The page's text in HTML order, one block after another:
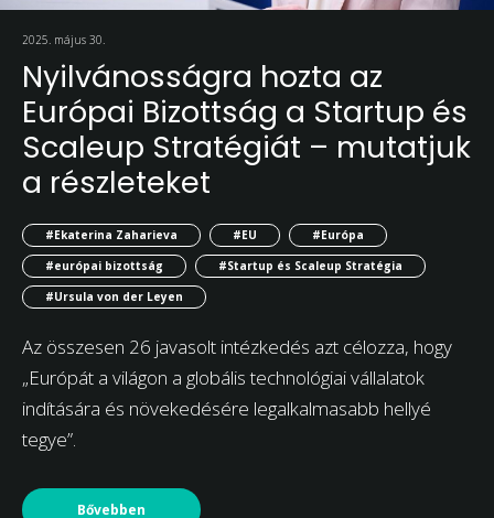
2025. május 30.
Nyilvánosságra hozta az
Európai Bizottság a Startup és
Scaleup Stratégiát – mutatjuk
a részleteket
#Ekaterina Zaharieva #EU
#Európa
#európai bizottság
#Startup és Scaleup Stratégia
#Ursula von der Leyen
Az összesen 26 javasolt intézkedés azt célozza, hogy
„Európát a világon a globális technológiai vállalatok
indítására és növekedésére legalkalmasabb hellyé
tegye”.
Bővebben